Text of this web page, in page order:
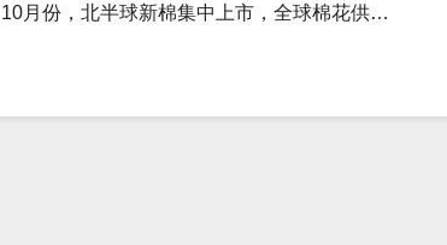
10月份，北半球新棉集中上市，全球棉花供…